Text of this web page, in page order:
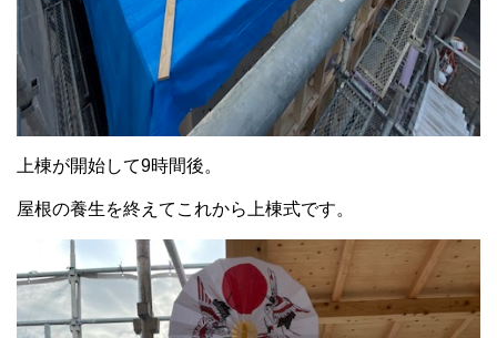
上棟が開始して9時間後。
屋根の養生を終えてこれから上棟式です。